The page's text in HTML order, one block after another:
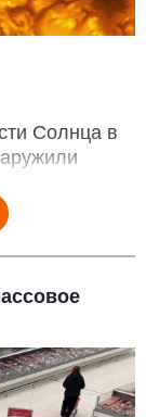
Солнца в